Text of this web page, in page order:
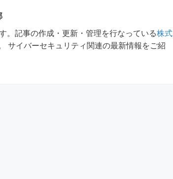
。記事の作成・更新・管理を行なっている株式
サイバーセキュリティ関連の最新情報をご紹